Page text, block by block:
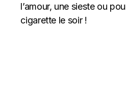
l’amour, une sieste ou
cigarette le soir !